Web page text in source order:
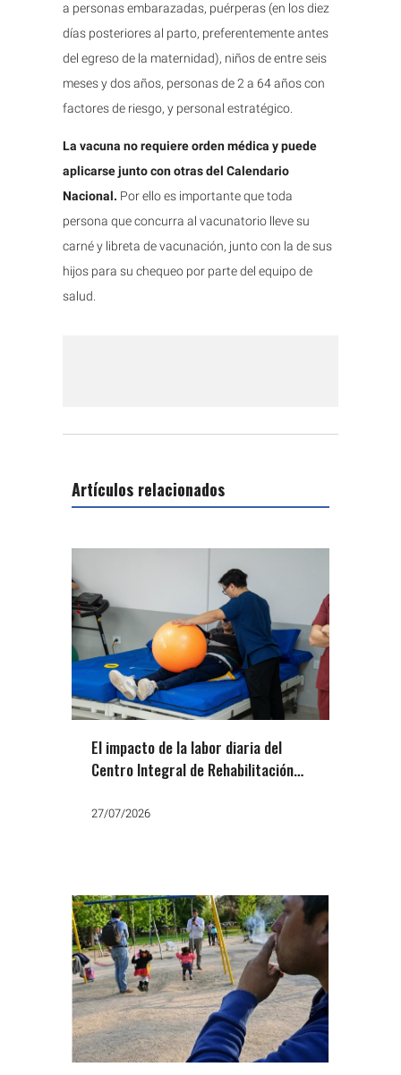
a personas embarazadas, puérperas (en los diez
días posteriores al parto, preferentemente antes
del egreso de la maternidad), niños de entre seis
meses y dos años, personas de 2 a 64 años con
factores de riesgo, y personal estratégico.
La vacuna no requiere orden médica y puede
aplicarse junto con otras del Calendario
Nacional. Por ello es importante que toda
persona que concurra al vacunatorio lleve su
carné y libreta de vacunación, junto con la de sus
hijos para su chequeo por parte del equipo de
salud.
Artículos relacionados
El impacto de la labor diaria del
Centro Integral de Rehabilitación
27/07/2026